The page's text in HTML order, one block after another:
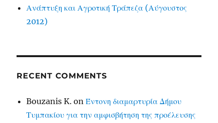
Ανάπτυξη και Αγροτική Τράπεζα (Αύγουστος
2012)
RECENT COMMENTS
Bouzanis K. onΈντονη διαμαρτυρία Δήμου
Τυμπακίου για την αμφισβήτηση της προέλευσης